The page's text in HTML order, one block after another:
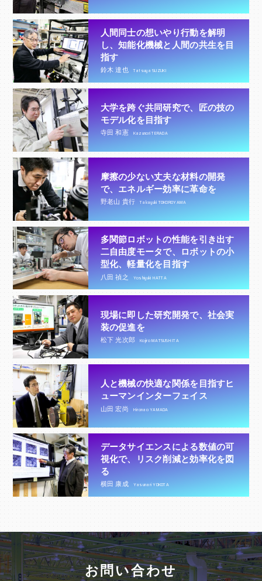
人間同士の想いやり行動を解明
し、知能化機械と人間の共生を目
指す
鈴木 達也 Tatsuya SUZUKI
大学を跨ぐ共同研究で、匠の技の
モデル化を目指す
寺田 和憲 Kazunori TERADA
摩擦の少ない丈夫な材料の開発
で、エネルギー効率に革命を
野老山 貴行 Takayuki TOKOROYAMA
多関節ロボットの性能を引き出す
二自由度モータで、ロボットの小
型化、軽量化を目指す
八田 禎之 Yoshiyuki HATTA
現場に即した研究開発で、社会実
装の促進を
松下 光次郎 Kojiro MATSUSHITA
人と機械の快適な関係を目指すヒ
ューマンインターフェイス
山田 宏尚 Hironao YAMADA
データサイエンスによる数値の可
視化で、リスク削減と効率化を図
る
横田 康成 Yasunari YOKOTA
お問い合わせ